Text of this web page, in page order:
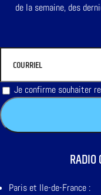
de la semaine, des
Je confirme souhaiter
Paris et Ile-de-France :